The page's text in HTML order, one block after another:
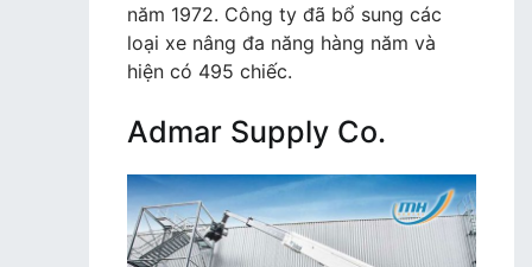
năm 1972. Công ty đã bổ sung các
loại xe nâng đa năng hàng năm và
hiện có 495 chiếc.
Admar Supply Co.